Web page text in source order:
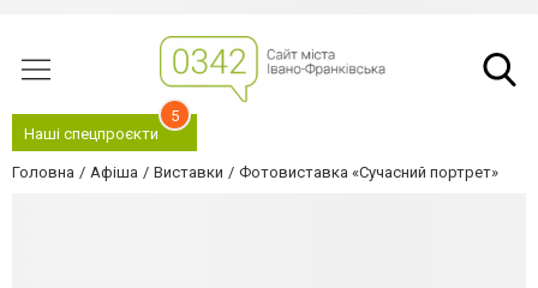
Наші спецпроєкти
5
Головна Афіша Виставки Фотовиставка «Сучасний портрет»